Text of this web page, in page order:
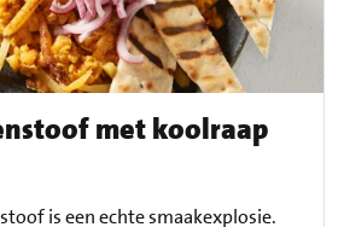
met koolraap
is een echte smaakexplosie.